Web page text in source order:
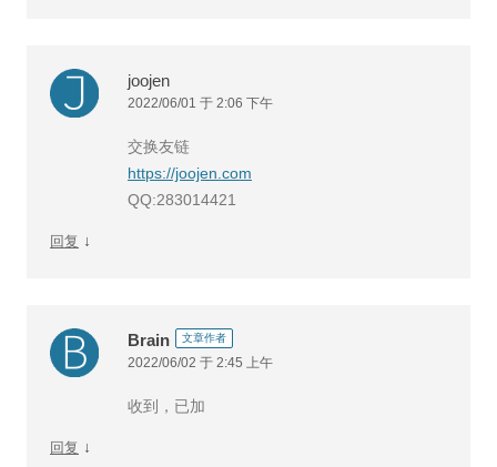
joojen
2022/06/01 于 2:06 下午
交换友链
https://joojen.com
QQ:283014421
回复 ↓
Brain 文章作者
2022/06/02 于 2:45 上午
收到，已加
回复 ↓